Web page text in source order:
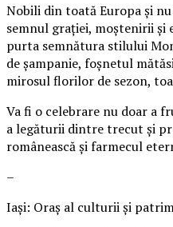
Nobili din toată Europa și
semnul grației, moștenirii și
purta semnătura stilului
de șampanie, foșnetul
mirosul florilor de sezon,
Va fi o celebrare nu doar a
a legăturii dintre trecut și
românească și farmecul
–
Iași: Oraș al culturii și